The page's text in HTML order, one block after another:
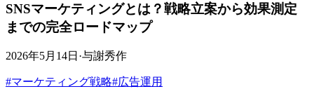
SNSマーケティングとは？戦略立案から効果測定
までの完全ロードマップ
2026年5月14日 ·与謝秀作
#マーケティング戦略#広告運用